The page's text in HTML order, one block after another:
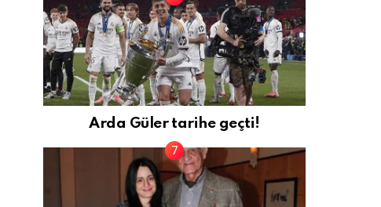
Arda Güler tarihe geçti!